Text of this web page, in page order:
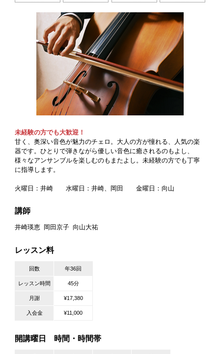
未経験の方でも大歓迎！
甘く、奥深い音色が魅力のチェロ。大人の方が憧れる、人気の楽
器です。ひとりで弾きながら優しい音色に癒されるのもよし、
様々なアンサンブルを楽しむのもまたよし。未経験の方でも丁寧
に指導します。
火曜日：井崎 水曜日：井崎、岡田 金曜日：向山
講師
井崎瑛恵 岡田京子 向山大祐
レッスン料
回数 年36回
レッスン時間 45分
月謝 ¥17,380
入会金 ¥11,000
開講曜日 時間・時間帯